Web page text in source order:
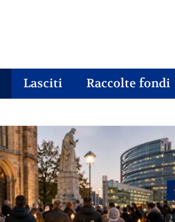
Lasciti Raccolte fondi